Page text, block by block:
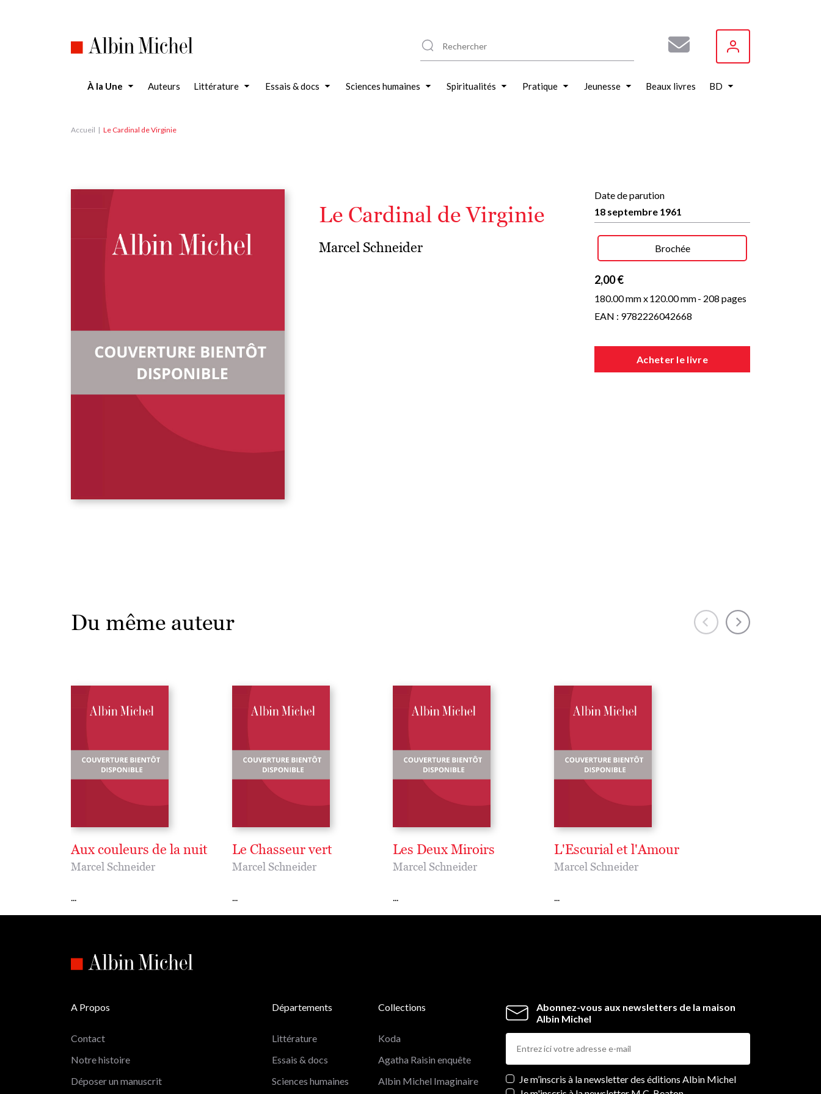
À la Une Auteurs Littérature Essais & docs Sciences humaines Spiritualités Pratique Jeunesse Beaux livres BD
Accueil Le Cardinal de Virginie
Le Cardinal de Virginie
Marcel Schneider
Date de parution
18 septembre 1961
Brochée
2,00 €
180.00 mm x120.00 mm- 208 pages
EAN : 9782226042668
Acheter le livre
Du même auteur
Aux couleurs de la nuit
Marcel Schneider
...
Le Chasseur vert
Marcel Schneider
...
Les Deux Miroirs
Marcel Schneider
...
L'Escurial et l'Amour
Marcel Schneider
...
Abonnez-vous aux newsletters de la maison
Albin Michel
Newsletters
Je m’inscris à la newsletter des éditions Albin Michel
A Propos
Contact
Notre histoire
Déposer un manuscrit
Départements
Littérature
Essais & docs
Sciences humaines
Collections
Koda
Agatha Raisin enquête
Albin Michel Imaginaire